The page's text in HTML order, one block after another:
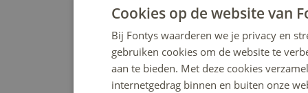
Cookies op de website van
Bij Fontys waarderen we je privacy en
gebruiken cookies om de website te
aan te bieden. Met deze cookies
internetgedrag binnen en buiten onze